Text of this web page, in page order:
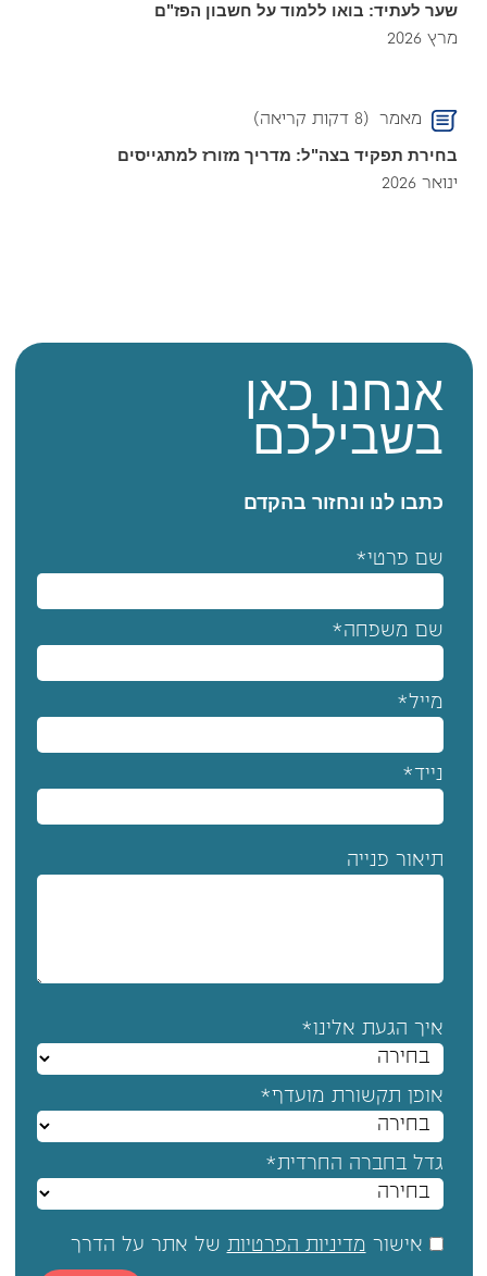
שער לעתיד: בואו ללמוד על חשבון הפז"ם
מרץ 2026
מאמר (8 דקות קריאה)
בחירת תפקיד בצה"ל: מדריך מזורז למתגייסים
ינואר 2026
אנחנו כאן
בשבילכם
כתבו לנו ונחזור בהקדם
שם פרטי*
שם משפחה*
מייל*
נייד*
תיאור פנייה
איך הגעת אלינו*
אופן תקשורת מועדף*
גדל בחברה החרדית*
אישור מדיניות הפרטיות של אתר על הדרך